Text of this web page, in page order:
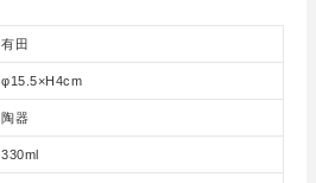
有田
φ15.5×H4cm
陶器
330ml